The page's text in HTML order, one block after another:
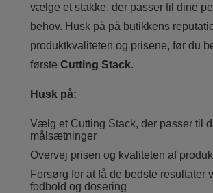
vælge et stakke, der passer til dine
behov. Husk på på butikkens
produktkvaliteten og prisene, før du
første Cutting Stack.
Husk på:
Vælg et Cutting Stack, der passer til
målsætninger
Overvej prisen og kvaliteten af
Forsørg for at få de bedste resultater
fodbold og dosering